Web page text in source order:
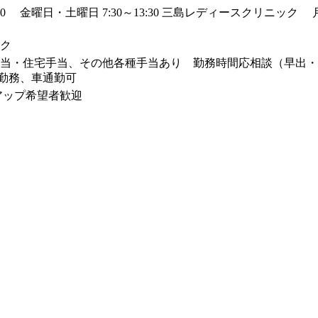
金曜日・土曜日 7:30～13:30 三島レディースクリニッ
・住宅手当、その他各種手当あり 勤務時間応相談（早出
務、車通勤可
プ希望者歓迎